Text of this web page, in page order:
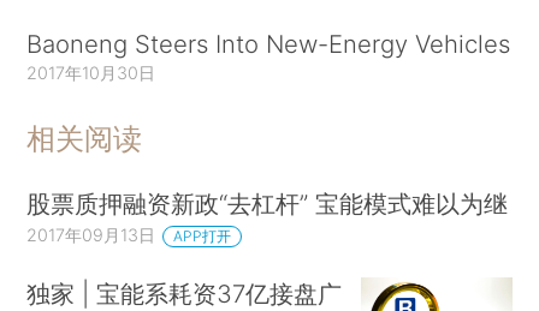
Baoneng Steers Into New-Energy Vehicles
2017年10月30日
相关阅读
股票质押融资新政“去杠杆” 宝能模式难以为继
2017年09月13日 APP打开
独家 | 宝能系耗资37亿接盘广